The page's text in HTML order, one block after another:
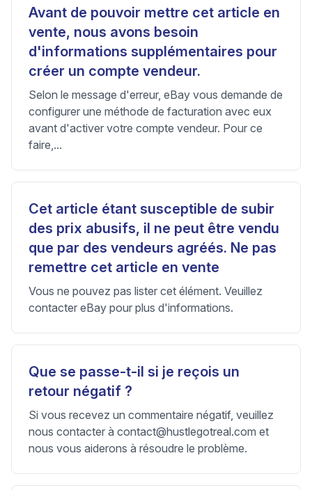
Avant de pouvoir mettre cet article en
vente, nous avons besoin
d'informations supplémentaires pour
créer un compte vendeur.
Selon le message d'erreur, eBay vous demande de
configurer une méthode de facturation avec eux
avant d'activer votre compte vendeur. Pour ce
faire,...
Cet article étant susceptible de subir
des prix abusifs, il ne peut être vendu
que par des vendeurs agréés. Ne pas
remettre cet article en vente
Vous ne pouvez pas lister cet élément. Veuillez
contacter eBay pour plus d'informations.
Que se passe-t-il si je reçois un
retour négatif ?
Si vous recevez un commentaire négatif, veuillez
nous contacter à contact@hustlegotreal.com et
nous vous aiderons à résoudre le problème.